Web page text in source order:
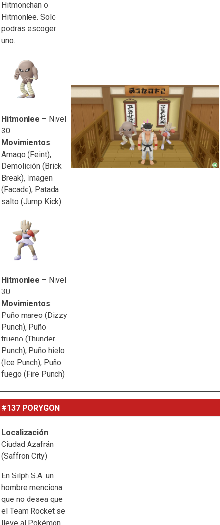
Hitmonchan o
Hitmonlee. Solo
podrás escoger
uno.
Hitmonlee – Nivel
30
Movimientos:
Amago (Feint),
Demolición (Brick
Break), Imagen
(Facade), Patada
salto (Jump Kick)
Hitmonlee – Nivel
30
Movimientos:
Puño mareo (Dizzy
Punch), Puño
trueno (Thunder
Punch), Puño hielo
(Ice Punch), Puño
fuego (Fire Punch)
#137 PORYGON
Localización:
Ciudad Azafrán
(Saffron City)
En Silph S.A. un
hombre menciona
que no desea que
el Team Rocket se
lleve al Pokémon